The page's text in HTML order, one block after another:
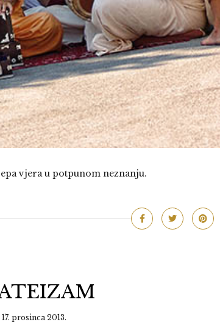
vjera u potpunom neznanju.
17. prosinca 2013.